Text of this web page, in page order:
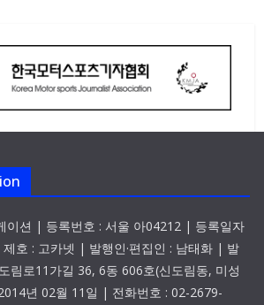
이션 | 등록번호 : 서울 아04212 | 등록일자
호 : 고카넷 | 발행인·편집인 : 남태화 | 발
림로11가길 36, 6동 606호(신도림동, 미성
년 02월 11일 | 전화번호 : 02-2679-